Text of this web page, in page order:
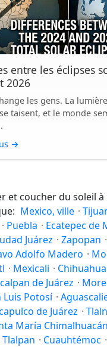
entre les éclipses
2026
les gens. La
taisent, et le monde
→
et coucher du soleil
Mexico, ville ·
· Puebla · Ecatepec de
Juárez · Zapopan ·
Adolfo Madero ·
· Mexicali · Chihuahua
de Juárez ·
Luis Potosí ·
de Juárez ·
María
Tlalpan · Cuauhtémoc ·